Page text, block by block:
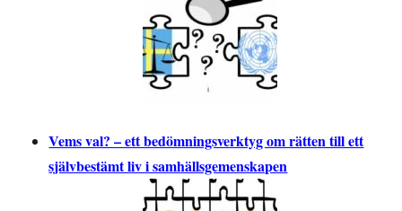
Vems val? – ett bedömningsverktyg om rätten till ett
självbestämt liv i samhällsgemenskapen